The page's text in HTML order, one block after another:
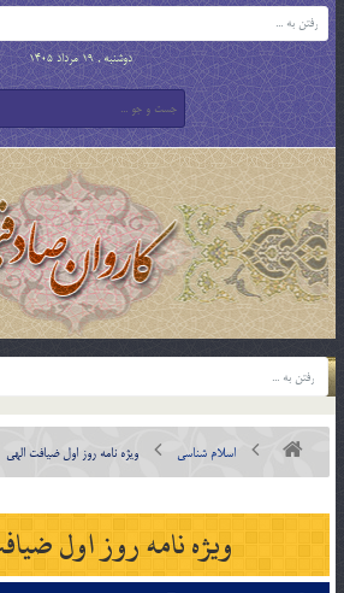
دوشنبه , 19 مرداد 1405
اسلام شناسی ویژه نامه روز اول ضیافت الهی
ویژه نامه روز اول